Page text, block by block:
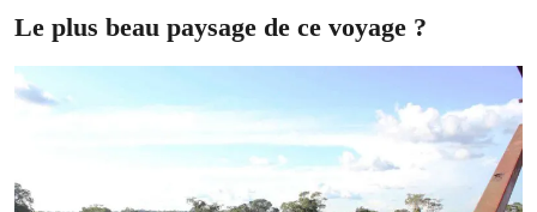
Le plus beau paysage de ce voyage ?